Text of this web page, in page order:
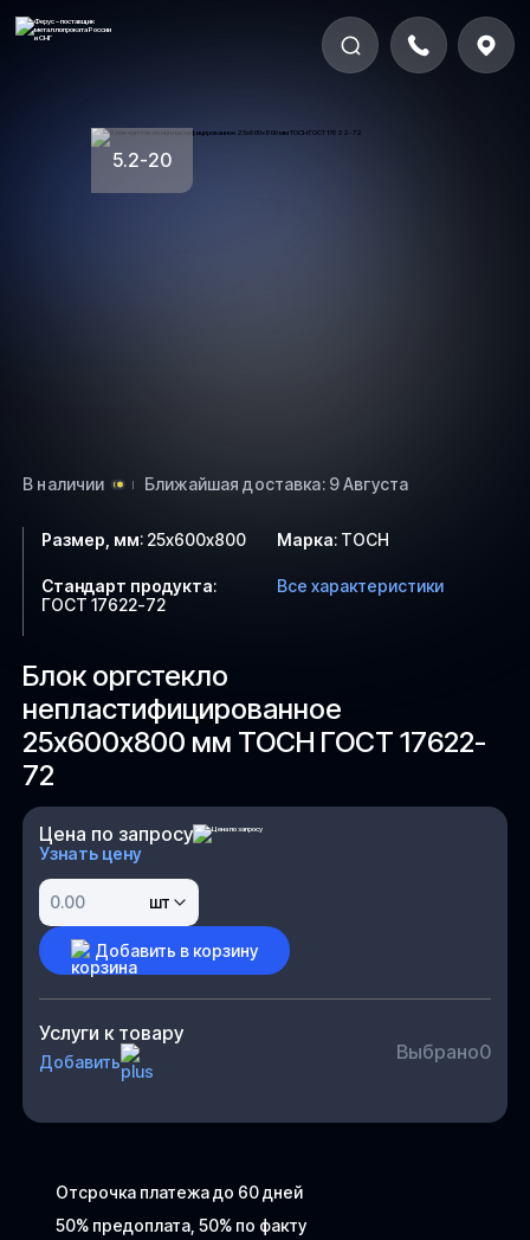
5.2-20
В наличии Ближайшая доставка: 9 Августа
Блок оргстекло
непластифицированное
25х600х800 мм ТОСН ГОСТ 17622-
72
Отсрочка платежа до 60 дней
50% предоплата, 50% по факту
Цена по запросу
Узнать цену
шт
Добавить в корзину
Услуги к товару
Добавить Выбрано0
Размер, мм: 25х600х800 Марка: ТОСН
Стандарт продукта:
ГОСТ 17622-72
Все характеристики